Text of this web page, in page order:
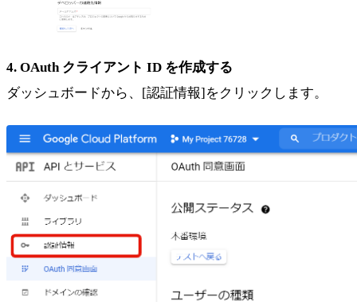
4. OAuth クライアント ID を作成する
ダッシュボードから、[認証情報]をクリックします。